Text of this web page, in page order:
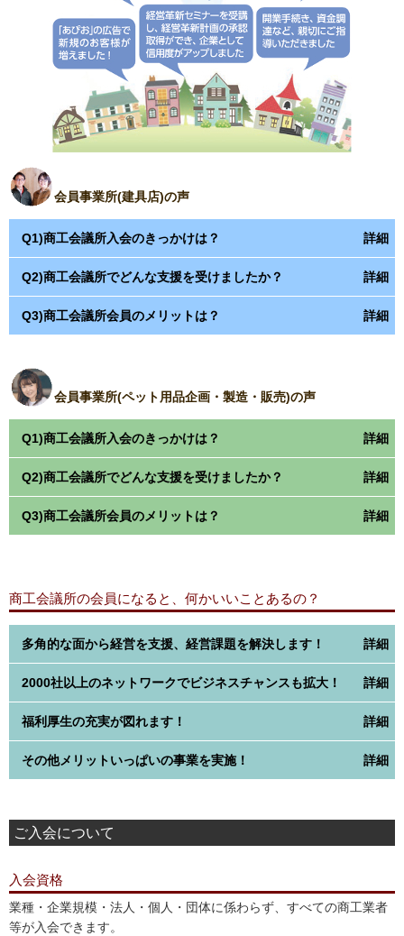
会員事業所(建具店)の声
Q1)商工会議所入会のきっかけは？
A1)経営改善を行いたいと思っていた時に金融機関よりご紹介い
ただきました。
その後、商工会議所職員の方に訪問していただいたことがきっ
Q2)商工会議所でどんな支援を受けましたか？
A2)小規模事業者持続化補助金の支援を受けました。その中で、
今後の事業計画の話をすることが出来たので、今後の自社でや
Q3)商工会議所会員のメリットは？
商工会議所。地元企業の知識も多く、自社の要望に合った企業
を紹介していただけるので、地元の繋がりを作るのにとても役
立ちました。
会員事業所(ペット用品企画・製造・販売)の声
Q1)商工会議所入会のきっかけは？
A1)当社で新しく始めた事業の相談をしたことをきっかけに入会
しました。
Q2)商工会議所でどんな支援を受けましたか？
A2)経営革新計画の作成支援を受けました。
その中で、自社の商品の売り方について改めて考えることがで
Q3)商工会議所会員のメリットは？
ったりと利用させていただいています。
商工会議所の会員になると、何かいいことあるの？
多角的な面から経営を支援、経営課題を解決します！
・個人事業(青色)の年末調整、決算、確定申告などの税務・記
帳相談
・商工会議所推薦｢マル経融資｣が利用できるなど各種融資制度
でお客様のニーズに合った資金調達を支援
・法律、税務、労務、発明特許、企業診断など会員は無料
2000社以上のネットワークでビジネスチャンスも拡大！
・ビジネス商談会で販路開拓
・展示会出展支援
・経営に役立つ各種講演会・セミナーで人材育成
（創業塾、経
等「経済人の交流の場」に割安な料金で参加。情報収集や人脈
も拡大
福利厚生の充実が図れます！
・労働保険事務委託で事務処理の負担を軽減するとともに、事
業主・家族従業員も 労災保険に特別加入できます。
保険・共済制度に加入
・生活習慣病、健康診断など安価な会員価格での受診
その他メリットいっぱいの事業を実施！
事業所を広く市民に紹介。
新入会員は｢無料広告」が１回掲載できます
・商工業振興事業（
・ 貿易関係証明発給
・ 青年部、 女性会
ご入会について
入会資格
業種・企業規模・法人・個人・団体に係わらず、すべての商工業者
等が入会できます。